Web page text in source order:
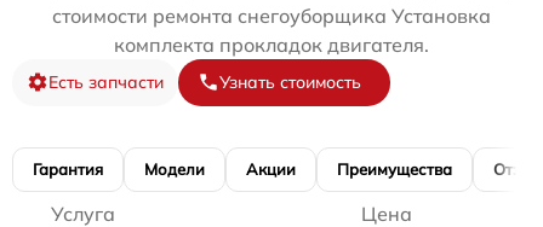
стоимости ремонта снегоуборщика Установка
комплекта прокладок двигателя.
Есть запчасти Узнать стоимость
Гарантия Модели Акции Преимущества
Услуга Цена